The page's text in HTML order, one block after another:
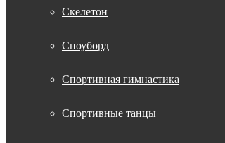
Скелетон
Сноуборд
Спортивная гимнастика
Спортивные танцы